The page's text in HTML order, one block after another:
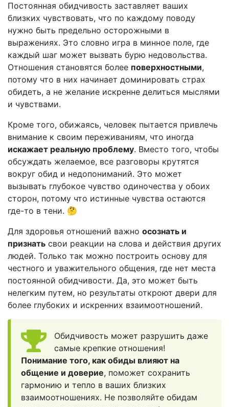
Постоянная обидчивость заставляет ваших
близких чувствовать, что по каждому поводу
нужно быть предельно осторожными в
выражениях. Это словно игра в минное поле, где
каждый шаг может вызвать бурю недовольства.
Отношения становятся более поверхностными,
потому что в них начинает доминировать страх
обидеть, а не желание искренне делиться мыслями
и чувствами.
Кроме того, обижаясь, человек пытается привлечь
внимание к своим переживаниям, что иногда
искажает реальную проблему. Вместо того, чтобы
обсуждать желаемое, все разговоры крутятся
вокруг обид и недопониманий. Это может
вызывать глубокое чувство одиночества у обоих
сторон, потому что истинные чувства остаются
где-то в тени. 🤔
Для здоровья отношений важно осознать и
признать свои реакции на слова и действия других
людей. Только так можно построить основу для
честного и уважительного общения, где нет места
постоянной обидчивости. Да, это может быть
нелегким путем, но результаты откроют двери для
более глубоких и искренних взаимоотношений.
Обидчивость может разрушить даже
самые крепкие отношения!
Понимание того, как обиды влияют на
общение и доверие, поможет сохранить
гармонию и тепло в ваших близких
взаимоотношениях. Не позволяйте обидам